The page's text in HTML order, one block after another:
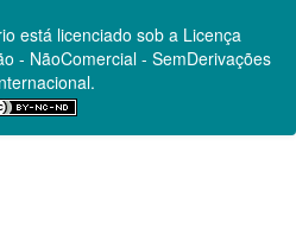
está licenciado sob a Licença
- NãoComercial - SemDerivações